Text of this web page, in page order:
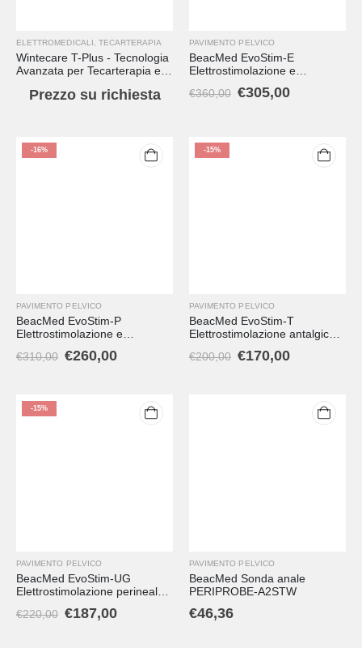
ELETTROMEDICALI TECARTERAPIA
Wintecare T-Plus - Tecnologia
Avanzata per Tecarterapia e
Prezzo su richiesta
PAVIMENTO PELVICO
BeacMed EvoStim-E
Elettrostimolazione e
€360,00 €305,00
-16%
PAVIMENTO PELVICO
BeacMed EvoStim-P
Elettrostimolazione e
€310,00 €260,00
-15%
PAVIMENTO PELVICO
BeacMed EvoStim-T
Elettrostimolazione antalgica e
€200,00 €170,00
-15%
PAVIMENTO PELVICO
BeacMed EvoStim-UG
Elettrostimolazione perineale
€220,00 €187,00
PAVIMENTO PELVICO
BeacMed Sonda anale
PERIPROBE-A2STW
€46,36